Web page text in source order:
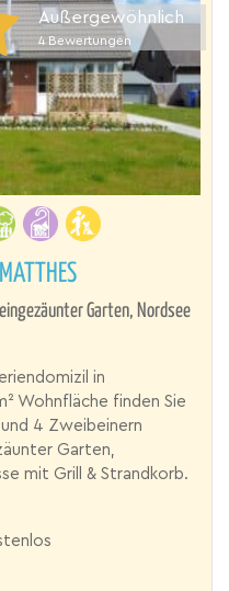
Außergewöhnlich
4 Bewertungen
Garten, Nordsee
in
Wohnfläche finden Sie
4 Zweibeinern
Garten,
mit Grill & Strandkorb.